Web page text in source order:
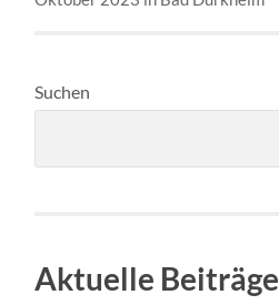
Suchen
Aktuelle Beiträge